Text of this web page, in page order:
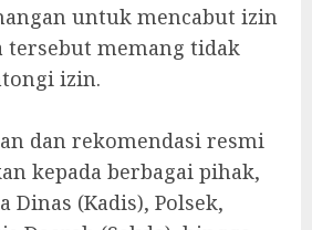
untuk mencabut izin
tersebut memang tidak
izin.
dan rekomendasi resmi
kepada berbagai pihak,
Dinas (Kadis), Polsek,